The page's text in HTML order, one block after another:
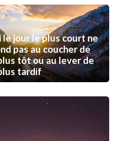
le jour le plus court ne
pas au coucher de
tôt ou au lever de
tardif